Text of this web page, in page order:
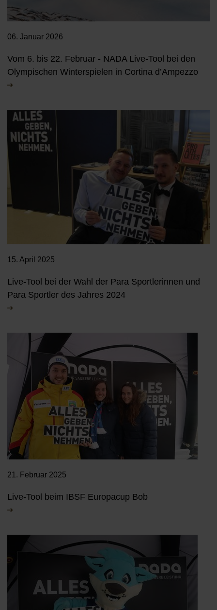
06. Januar 2026
Vom 6. bis 22. Februar - NADA Live-Tool bei den
Olympischen Winterspielen in Cortina d’Ampezzo
15. April 2025
Live-Tool bei der Wahl der Para Sportlerinnen und
Para Sportler des Jahres 2024
21. Februar 2025
Live-Tool beim IBSF Europacup Bob